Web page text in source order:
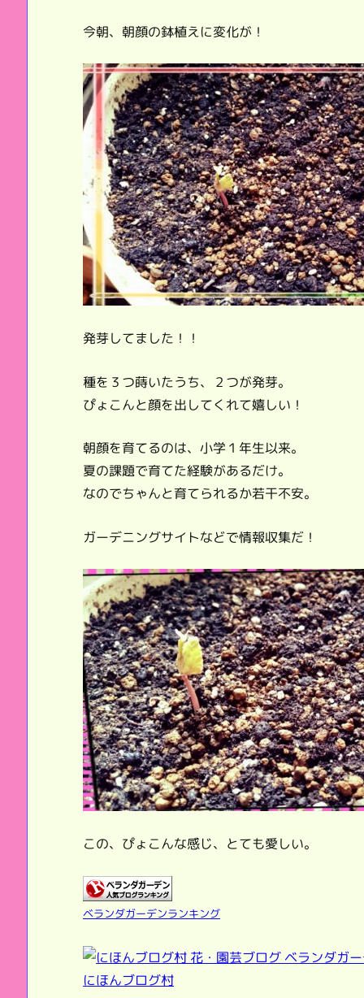
今朝、朝顔の鉢植えに変化が！
発芽してました！！
種を３つ蒔いたうち、２つが発芽。
ぴょこんと顔を出してくれて嬉しい！
朝顔を育てるのは、小学１年生以来。
夏の課題で育てた経験があるだけ。
なのでちゃんと育てられるか若干不安。
ガーデニングサイトなどで情報収集だ！
この、ぴょこんな感じ、とても愛しい。
ベランダガーデンランキング
にほんブログ村